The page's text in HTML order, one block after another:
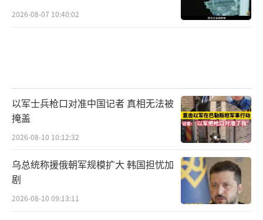
全避免摩擦，但可以大大减少冲突的可能性。
通过情报渗透和非政府组织等手段挑动菲律宾
国内反华势力与杜特尔特家族之间的矛盾，削
弱其执政合法性。
杜特尔特家族在南海问题上的政策实质是
家族政治和地缘利益的结合体。尽管他们的统
治可能会暂时平息南海的紧张局势，但菲律宾
2026-08-07 10:40:02
以军士兵枪口对准中国记者 真相无法被
掩盖
2026-08-10 10:12:32
乌总统称援俄朝军规模扩大 韩国担忧加
剧
2026-08-10 09:13:11